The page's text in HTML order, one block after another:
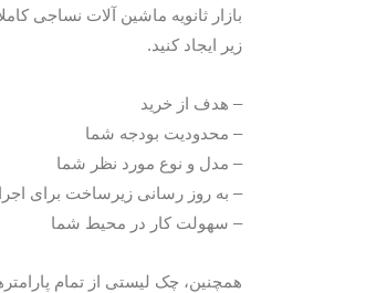
بازار ثانویه ماشین آلات نساجی
زیر ایجاد کنید.
– هدف از خرید
– محدودیت بودجه شما
– مدل و نوع مورد نظر شما
– به روز رسانی زیرساخت برای
– سهولت کار در محیط شما
همچنین، چک لیستی از تمام